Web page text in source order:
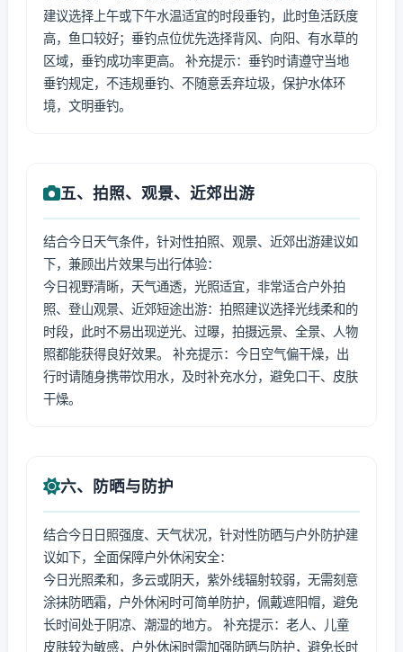
建议选择上午或下午水温适宜的时段垂钓，此时鱼活跃度
高，鱼口较好；垂钓点位优先选择背风、向阳、有水草的
区域，垂钓成功率更高。 补充提示：垂钓时请遵守当地
垂钓规定，不违规垂钓、不随意丢弃垃圾，保护水体环
境，文明垂钓。
五、拍照、观景、近郊出游
结合今日天气条件，针对性拍照、观景、近郊出游建议如
下，兼顾出片效果与出行体验：
今日视野清晰，天气通透，光照适宜，非常适合户外拍
照、登山观景、近郊短途出游：拍照建议选择光线柔和的
时段，此时不易出现逆光、过曝，拍摄远景、全景、人物
照都能获得良好效果。 补充提示：今日空气偏干燥，出
行时请随身携带饮用水，及时补充水分，避免口干、皮肤
干燥。
六、防晒与防护
结合今日日照强度、天气状况，针对性防晒与户外防护建
议如下，全面保障户外休闲安全：
今日光照柔和，多云或阴天，紫外线辐射较弱，无需刻意
涂抹防晒霜，户外休闲时可简单防护，佩戴遮阳帽，避免
长时间处于阴凉、潮湿的地方。 补充提示：老人、儿童
皮肤较为敏感，户外休闲时需加强防晒与防护，避免长时